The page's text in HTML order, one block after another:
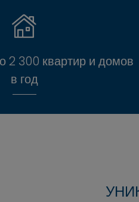
2 300 квартир и домов
в год